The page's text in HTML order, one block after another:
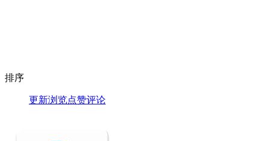
排序
更新浏览点赞评论